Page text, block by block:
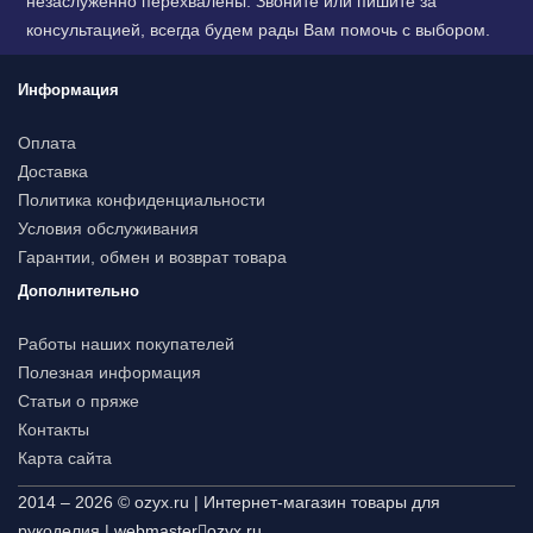
консультацией, всегда будем рады Вам помочь с выбором.
Информация
Оплата
Доставка
Политика конфиденциальности
Условия обслуживания
Гарантии, обмен и возврат товара
Дополнительно
Работы наших покупателей
Полезная информация
Статьи о пряже
Контакты
Карта сайта
2014 – 2026 © ozyx.ru | Интернет-магазин товары для